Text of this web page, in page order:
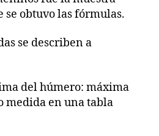
obtuvo las fórmulas.
se describen a
del húmero: máxima
medida en una tabla